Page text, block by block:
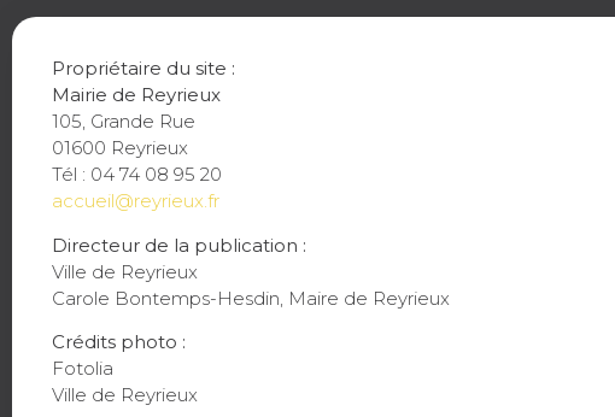
Propriétaire du site :
Mairie de Reyrieux
105, Grande Rue
01600 Reyrieux
Tél : 04 74 08 95 20
accueil@reyrieux.fr
Directeur de la publication :
Ville de Reyrieux
Carole Bontemps-Hesdin, Maire de Reyrieux
Crédits photo :
Fotolia
Ville de Reyrieux